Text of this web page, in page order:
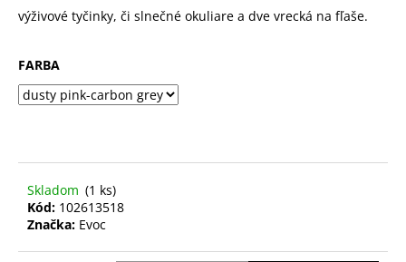
výživové tyčinky, či slnečné okuliare a dve vrecká na fľaše.
FARBA
Skladom (1 ks)
Kód: 102613518
Značka: Evoc